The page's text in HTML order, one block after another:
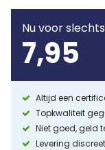
Nu voor
7,95
Altijd een
Topkwaliteit
Niet goed, geld
Levering